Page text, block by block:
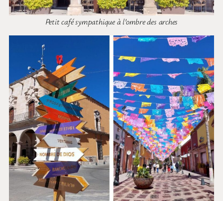
Petit café sympathique à l’ombre des arches